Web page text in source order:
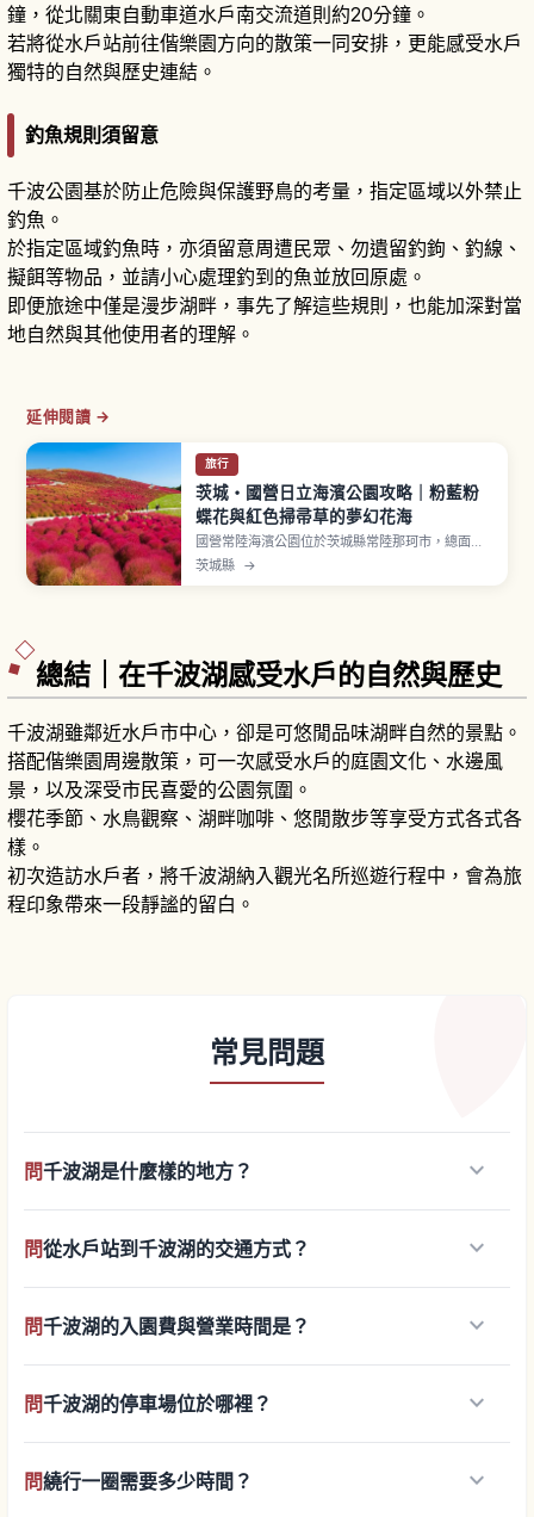
鐘，從北關東自動車道水戶南交流道則約20分鐘。
若將從水戶站前往偕樂園方向的散策一同安排，更能感受水戶
獨特的自然與歷史連結。
釣魚規則須留意
千波公園基於防止危險與保護野鳥的考量，指定區域以外禁止
釣魚。
於指定區域釣魚時，亦須留意周遭民眾、勿遺留釣鉤、釣線、
擬餌等物品，並請小心處理釣到的魚並放回原處。
即便旅途中僅是漫步湖畔，事先了解這些規則，也能加深對當
地自然與其他使用者的理解。
延伸閱讀 →
旅行
茨城・國營日立海濱公園攻略｜粉藍粉
蝶花與紅色掃帚草的夢幻花海
國營常陸海濱公園位於茨城縣常陸那珂市，總面積
約350公頃，開園面積約215公頃。春季（4月中旬
〜5月上旬）「見晴之丘」約4.2公頃植栽中，約
茨城縣 →
總結｜在千波湖感受水戶的自然與歷史
千波湖雖鄰近水戶市中心，卻是可悠閒品味湖畔自然的景點。
搭配偕樂園周邊散策，可一次感受水戶的庭園文化、水邊風
景，以及深受市民喜愛的公園氛圍。
櫻花季節、水鳥觀察、湖畔咖啡、悠閒散步等享受方式各式各
樣。
初次造訪水戶者，將千波湖納入觀光名所巡遊行程中，會為旅
程印象帶來一段靜謐的留白。
常見問題
問千波湖是什麼樣的地方？ keyboard_arrow_down
問從水戶站到千波湖的交通方式？ keyboard_arrow_down
問千波湖的入園費與營業時間是？ keyboard_arrow_down
問千波湖的停車場位於哪裡？ keyboard_arrow_down
問繞行一圈需要多少時間？ keyboard_arrow_down